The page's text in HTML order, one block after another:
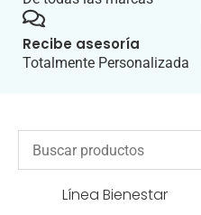
Recibe asesoría
Totalmente Personalizada
Línea Bienestar